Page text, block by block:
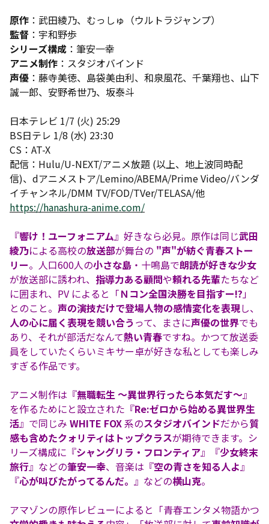
原作 ：武田綾乃、むっしゅ（ウルトラジャンプ）
監督 ：宇和野歩
シリーズ構成 ：筆安一幸
アニメ制作 ：スタジオバインド
声優 ：藤寺美徳、島袋美由利、和泉風花、千葉翔也、山下
誠一郎、安野希世乃、坂泰斗
日本テレビ 1/7 (火) 25:29
BS日テレ 1/8 (水) 23:30
CS：AT-X
配信：Hulu/U-NEXT/アニメ放題 (以上、地上波同時配
信)、dアニメストア/Lemino/ABEMA/Prime Video/バンダ
イチャンネル/DMM TV/FOD/TVer/TELASA/他
https://hanashura-anime.com/
『響け！ユーフォニアム』好きなら必見。原作は同じ武田
綾乃による高校の放送部が舞台の "声"が紡ぐ青春ストー
リー。人口600人の小さな島 ・十鳴島で朗読が好きな少女
が放送部に誘われ、 指導力ある顧問や頼れる先輩たちなど
に囲まれ、PV によると「Ｎコン全国決勝を目指すー!?」
とのこと。 声の演技だけで登場人物の感情変化を表現し、
人の心に届く表現を競い合うって、まさに声優の世界でも
あり、それが部活だなんて熱い青春ですね。かつて放送委
員をしていたくらいミキサー卓が好きな私としても楽しみ
すぎる作品です。
アニメ制作は『無職転生 〜異世界行ったら本気だす〜』
を作るためにと設立された『Re:ゼロから始める異世界生
活』で同じみ WHITE FOX系のスタジオバインドだから質
感も含めたクォリティはトップクラスが期待できます。シ
リーズ構成に『シャングリラ・フロンティア』『少女終末
旅行』などの筆安一幸、音楽は『空の青さを知る人よ』
『心が叫びたがってるんだ。 』などの横山克。
アマゾンの原作レビューによると「青春エンタメ物語かつ